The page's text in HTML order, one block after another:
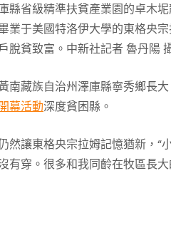
縣省級精準扶貧產業園的卓木
業于美國特洛伊大學的東格央
脫貧致富。中新社記者 魯丹陽
南藏族自治州澤庫縣寧秀鄉長
幕活動深度貧困縣。
然讓東格央宗拉姆記憶猶新，“
有穿。很多和我同齡在牧區長